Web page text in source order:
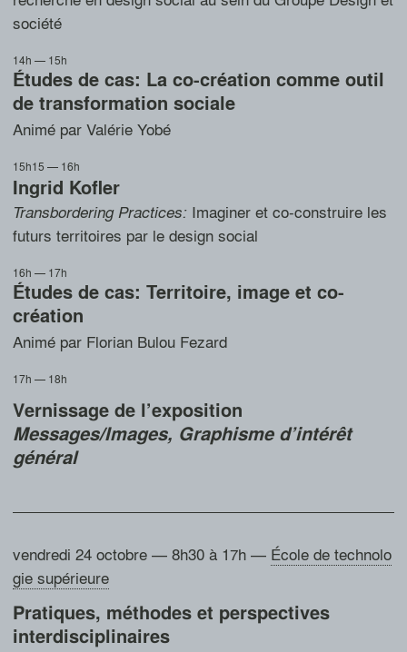
société
14h — 15h
Études de cas: La co-création comme outil
de transformation sociale
Animé par Valérie Yobé
15h15 — 16h
Ingrid Kofler
Transbordering Practices: Imaginer et co-construire les
futurs territoires par le design social
16h — 17h
Études de cas: Territoire, image et co-
création
Animé par Florian Bulou Fezard
17h — 18h
Vernissage de l’exposition
Messages/Images, Graphisme d’intérêt
général
vendredi 24 octobre — 8h30 à 17h — École de technolo
gie supérieure
Pratiques, méthodes et perspectives
interdisciplinaires